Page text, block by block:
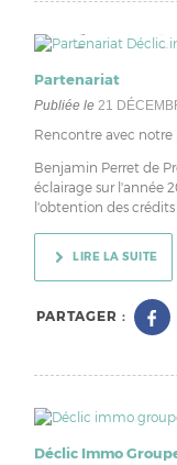
Partenariat
Publiée le21
Rencontre avec notre
Benjamin Perret de
éclairage sur l'année
l'obtention des
LIRE LA SUITE
PARTAGER :
Déclic Immo